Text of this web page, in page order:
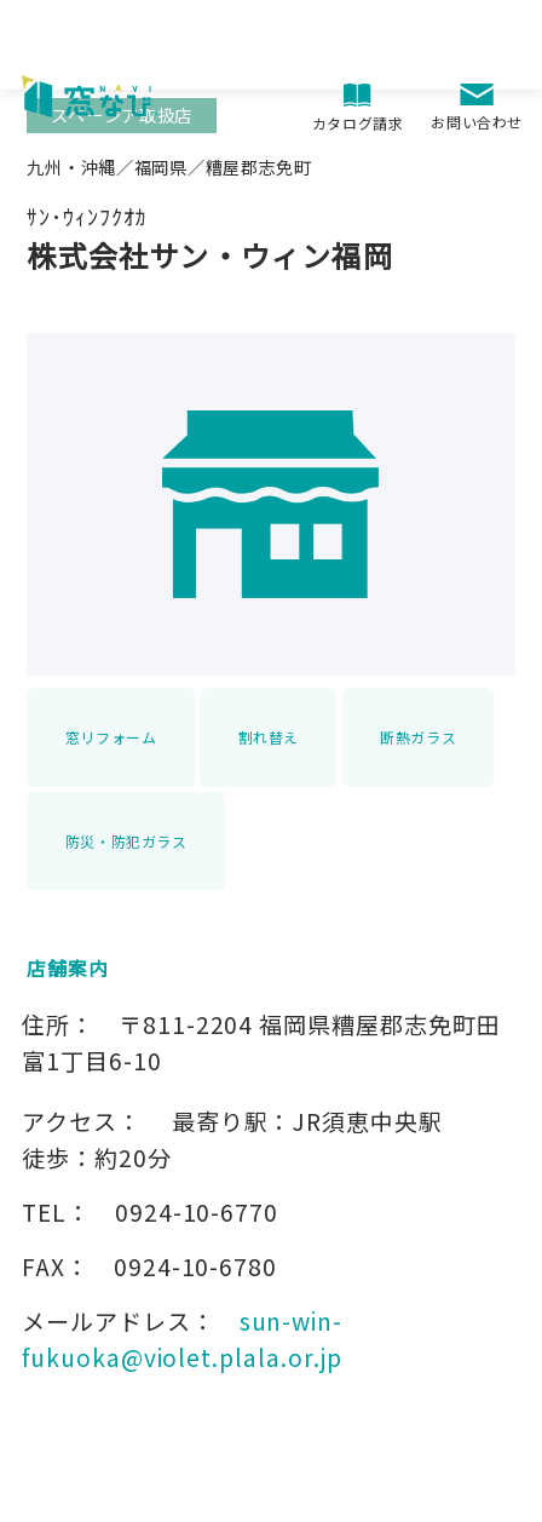
content
カタログ請求 お問い合わせ
九州・沖縄／福岡県／糟屋郡志免町
ｻﾝ･ｳｨﾝﾌｸｵｶ
株式会社サン・ウィン福岡
スペーシア取扱店
窓リフォーム 割れ替え 断熱ガラス
防災・防犯ガラス
店舗案内
住所： 〒811-2204 福岡県糟屋郡志免町田
富1丁目6-10
アクセス：
最寄り駅：JR須恵中央駅
徒歩：約20分
TEL：
0924-10-6770
FAX：
0924-10-6780
メールアドレス：
sun-win-
fukuoka@violet.plala.or.jp